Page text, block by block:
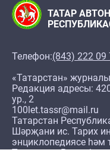
ТАТАР
Телефон:(843) 222 09
«Татарстан»
Редакция адресы:
ур., 2
100let.tassr@mail.ru
Татарстан
Шәрҗани ис. Тарих
энциклопедиясе һәм
Татарстан